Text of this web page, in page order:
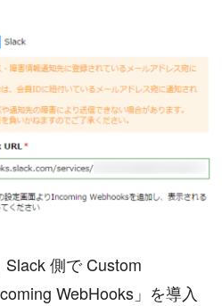
側で Custom
WebHooks」を導入